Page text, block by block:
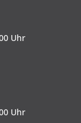
Uhr
Uhr